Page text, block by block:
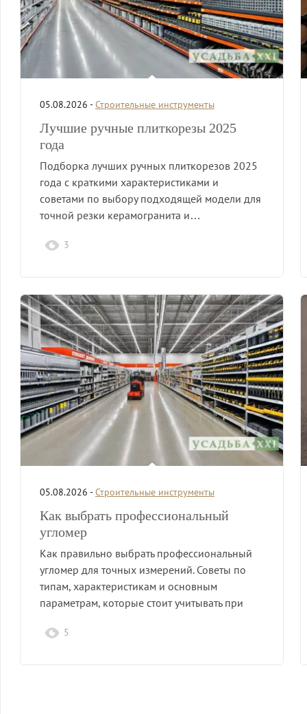
05.08.2026 -Строительные инструменты
Лучшие ручные плиткорезы 2025
года
Подборка лучших ручных плиткорезов 2025
года с краткими характеристиками и
советами по выбору подходящей модели для
точной резки керамогранита и…
3
05.08.2026 -Строительные инструменты
Как выбрать профессиональный
угломер
Как правильно выбрать профессиональный
угломер для точных измерений. Советы по
типам, характеристикам и основным
параметрам, которые стоит учитывать при
5